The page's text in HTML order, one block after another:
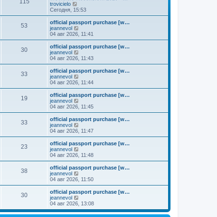
у
с
о
б
щ
е
н
и
н
е
с
о
щ
е
о
с
л
д
н
е
у
с
о
б
щ
е
н
и
115
trovicielo
е
р
е
й
т
и
п
о
с
е
д
н
е
м
у
с
о
о
б
щ
е
н
и
ю
Сегодня, 15:53
53
official passport purchase [w…
jeannevol
е
р
е
й
т
п
о
с
е
н
е
м
с
о
о
щ
е
н
ю
04 авг 2026, 11:41
30
official passport purchase [w…
jeannevol
е
р
е
й
т
п
о
с
е
н
е
м
с
о
о
щ
е
н
ю
04 авг 2026, 11:43
33
official passport purchase [w…
jeannevol
е
р
е
й
т
п
о
с
е
н
е
м
с
о
о
щ
е
н
04 авг 2026, 11:44
19
official passport purchase [w…
jeannevol
е
р
е
й
т
п
о
с
е
н
е
м
с
о
04 авг 2026, 11:45
33
official passport purchase [w…
jeannevol
е
р
е
й
т
п
о
с
е
н
е
04 авг 2026, 11:47
23
official passport purchase [w…
jeannevol
е
р
е
й
т
п
о
с
л
04 авг 2026, 11:48
38
official passport purchase [w…
jeannevol
е
р
е
й
т
к
04 авг 2026, 11:50
30
official passport purchase [w…
jeannevol
е
р
е
04 авг 2026, 13:08